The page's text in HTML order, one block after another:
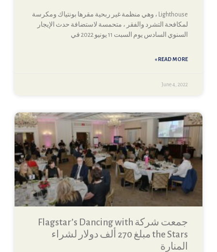
Lighthouse ، وهي منظمة غير ربحية مقرها بونتياك ومكرسة
لمكافحة التشرد والفقر ، متحمسة لاستضافة حدث الإيجار
السنوي السادس يوم السبت 11 يونيو 2022 في
READ MORE »
June 4, 2022
جمعت شركة Flagstar’s Dancing with
the Stars مبلغ 270 ألف دولار لشراء
المنارة